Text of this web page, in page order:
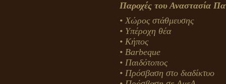
Παροχές του Αναστασία
• Χώρος στάθμευσης
• Υπέροχη θέα
• Κήπος
• Barbeque
• Παιδότοπος
• Πρόσβαση στο διαδίκτυο